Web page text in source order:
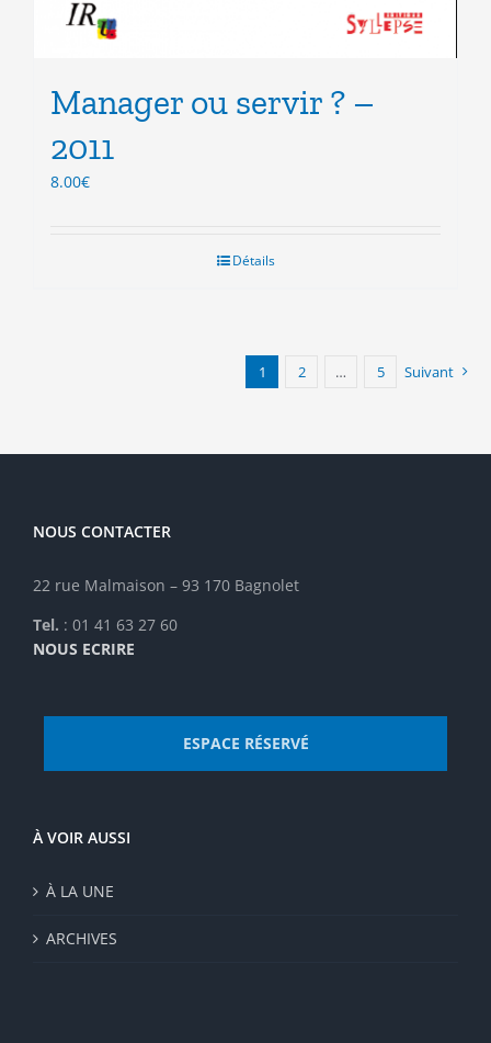
Manager ou servir ? –
2011
8.00€
Détails
1 2 … 5 Suivant
NOUS CONTACTER
22 rue Malmaison – 93 170 Bagnolet
Tel. : 01 41 63 27 60
NOUS ECRIRE
ESPACE RÉSERVÉ
À VOIR AUSSI
À LA UNE
ARCHIVES